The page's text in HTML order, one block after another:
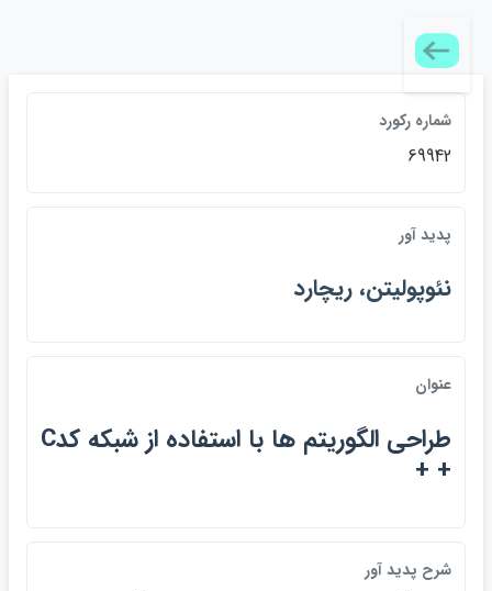
شماره ركورد
69942
پديد آور
نئوپوليتن، ريچارد
عنوان
طراحي الگوريتم ها با استفاده از شبكه كدC
+ +
شرح پديد آور